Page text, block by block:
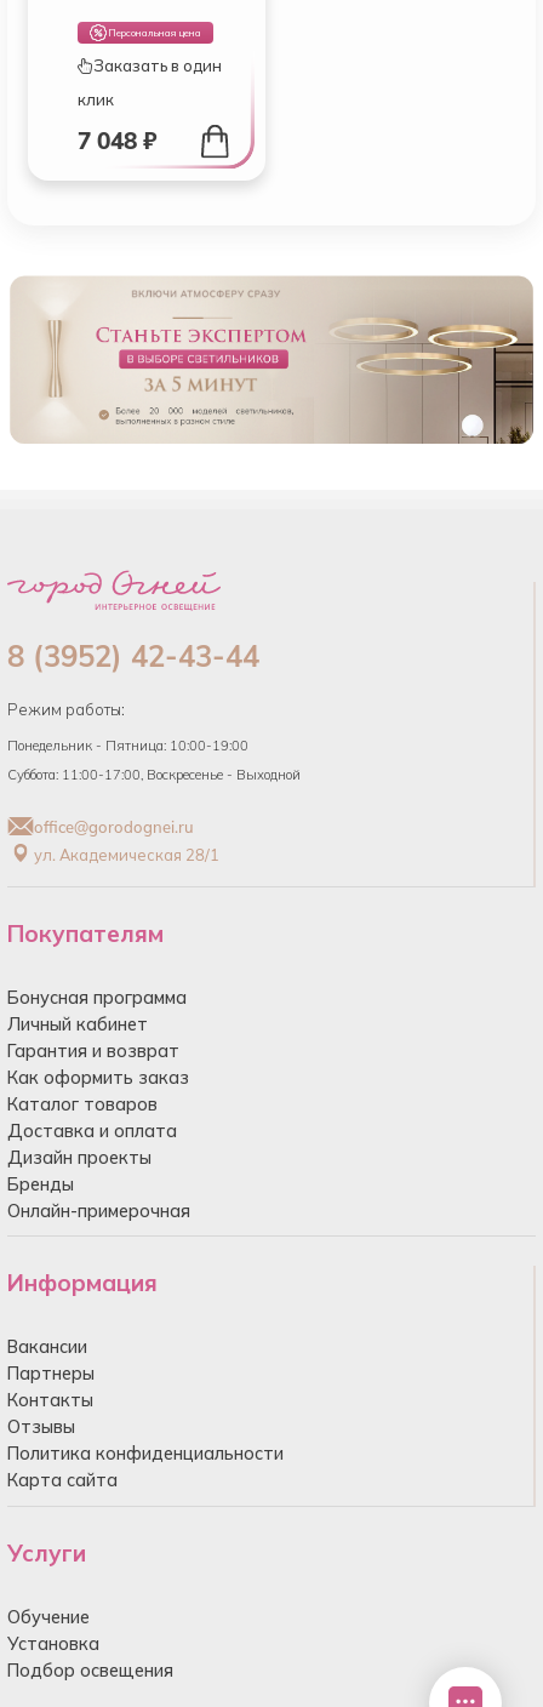
ЗОЛОТО ЧЕРНЫЙ
(765013+595007)
Персональная цена
Заказать в один
клик
7 048 ₽
8 (3952) 42-43-44
Режим работы:
Понедельник - Пятница: 10:00-19:00
Суббота: 11:00-17:00, Воскресенье - Выходной
office@gorodognei.ru
ул. Академическая 28/1
Покупателям
Бонусная программа
Личный кабинет
Гарантия и возврат
Как оформить заказ
Каталог товаров
Доставка и оплата
Дизайн проекты
Бренды
Онлайн-примерочная
Информация
Вакансии
Партнеры
Контакты
Отзывы
Политика конфиденциальности
Карта сайта
Услуги
Обучение
Установка
Подбор освещения